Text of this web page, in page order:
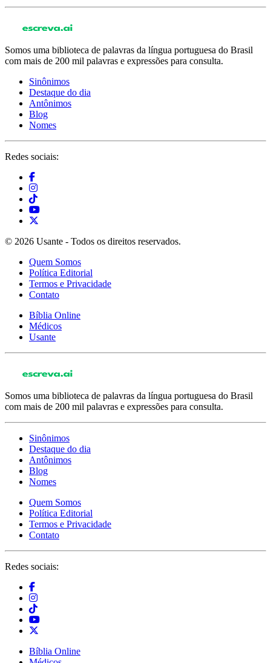
Somos uma biblioteca de palavras da língua portuguesa do Brasil
com mais de 200 mil palavras e expressões para consulta.
Sinônimos
Destaque do dia
Antônimos
Blog
Nomes
Redes sociais:
© 2026 Usante - Todos os direitos reservados.
Quem Somos
Política Editorial
Termos e Privacidade
Contato
Bíblia Online
Médicos
Usante
Somos uma biblioteca de palavras da língua portuguesa do Brasil
com mais de 200 mil palavras e expressões para consulta.
Sinônimos
Destaque do dia
Antônimos
Blog
Nomes
Quem Somos
Política Editorial
Termos e Privacidade
Contato
Redes sociais:
Bíblia Online